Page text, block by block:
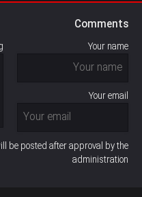
Comments
Your name
Your email
be posted after approval by the
administration